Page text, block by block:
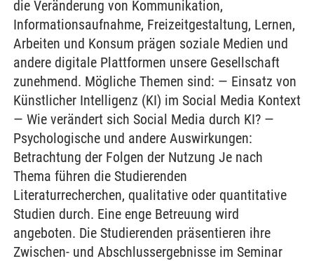
die Veränderung von Kommunikation,
Informationsaufnahme, Freizeitgestaltung, Lernen,
Arbeiten und Konsum prägen soziale Medien und
andere digitale Plattformen unsere Gesellschaft
zunehmend. Mögliche Themen sind: — Einsatz von
Künstlicher Intelligenz (KI) im Social Media Kontext
— Wie verändert sich Social Media durch KI? —
Psychologische und andere Auswirkungen:
Betrachtung der Folgen der Nutzung Je nach
Thema führen die Studierenden
Literaturrecherchen, qualitative oder quantitative
Studien durch. Eine enge Betreuung wird
angeboten. Die Studierenden präsentieren ihre
Zwischen- und Abschlussergebnisse im Seminar